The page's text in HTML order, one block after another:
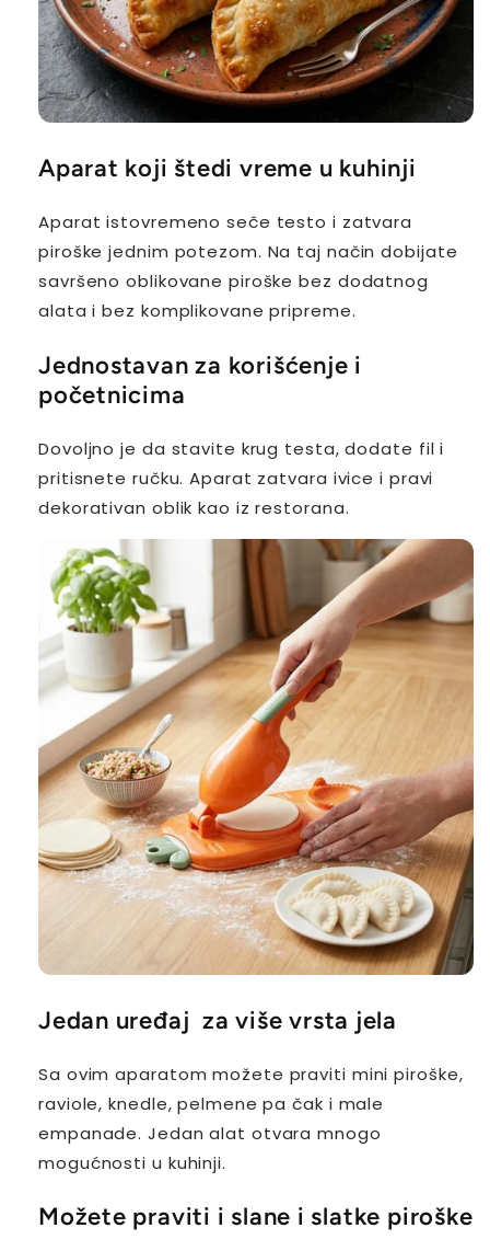
Aparat koji štedi vreme u kuhinji
Aparat istovremeno seče testo i zatvara
piroške jednim potezom. Na taj način dobijate
savršeno oblikovane piroške bez dodatnog
alata i bez komplikovane pripreme.
Jednostavan za korišćenje i
početnicima
Dovoljno je da stavite krug testa, dodate fil i
pritisnete ručku. Aparat zatvara ivice i pravi
dekorativan oblik kao iz restorana.
Jedan uređaj za više vrsta jela
Sa ovim aparatom možete praviti mini piroške,
raviole, knedle, pelmene pa čak i male
empanade. Jedan alat otvara mnogo
mogućnosti u kuhinji.
Možete praviti i slane i slatke piroške